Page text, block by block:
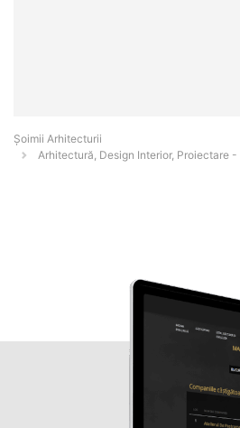
Șoimii Arhitecturii
Arhitectură, Design Interior, Proiectare